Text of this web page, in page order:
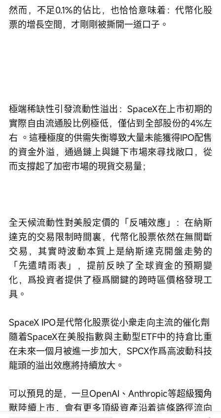
然而，不足0.1%的佔比，也恰恰意味着：代幣化股
票的增長空間，才剛剛被撕開一道口子。
極端稀缺性引發流動性溢出：SpaceX在上市初期的
實際自由流通股比例極低，僅佔到全部股份的4%左
右 。這種極度的供需失衡導致大量未能獲得IPO配售
的資金外溢，通過鏈上與鏈下市場來尋找敞口，從
而支撐起了加密市場的現貨交易量；
全天候流動性對美股定價的「反哺效應」：在納斯
達克的交易限制時間裏，代幣化股票依然在無間斷
交易，其實時波動本質上是納斯達克開盤走勢的
「先遣晴雨表」，提前反映了全球資金的預期變
化，爲投資者提供了極爲關鍵的跨時區價格發現工
具。
SpaceX IPO是代幣化股票從小衆走向主流的催化劑
隨着SpaceX在美股指數與主動型ETF中的持倉比重
在未來一個月被進一步加大，SPCX作爲高波動科技
龍頭的溢出效應將持續放大。
可以預見的是，一旦OpenAI、Anthropic等超級獨角
獸陸續上市，會有更多頂級資產沿着這條路徑流向